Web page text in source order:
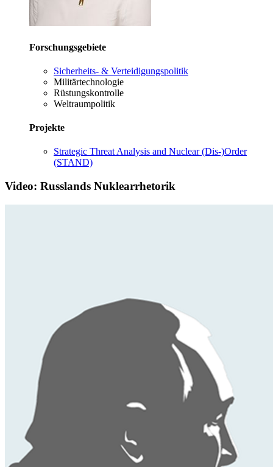
Forschungsgebiete
Sicherheits- & Verteidigungspolitik
Militärtechnologie
Rüstungskontrolle
Weltraumpolitik
Projekte
Strategic Threat Analysis and Nuclear (Dis-)Order
(STAND)
Video: Russlands Nuklearrhetorik